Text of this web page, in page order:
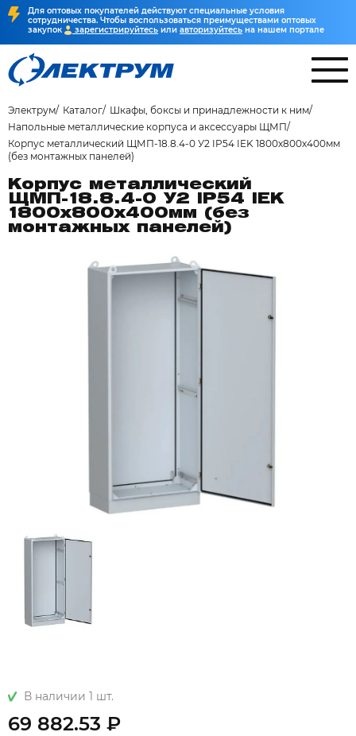
Для оптовых покупателей действуют специальные условия
сотрудничества. Чтобы воспользоваться преимуществами оптовых
закупок
зарегистрируйтесь или авторизуйтесь на нашем портале
Электрум Каталог
Шкафы, боксы и принадлежности к ним
Напольные металлические корпуса и аксессуары ЩМП
Корпус металлический ЩМП-18.8.4-0 У2 IP54 IEK 1800х800х400мм
(без монтажных панелей)
Корпус металлический
ЩМП-18.8.4-0 У2 IP54 IEK
1800х800х400мм (без
монтажных панелей)
В наличии 1 шт.
69 882.53 ₽